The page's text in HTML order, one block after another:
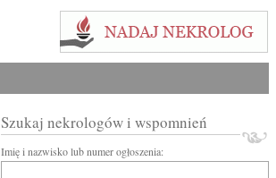
Szukaj nekrologów i wspomnień
Imię i nazwisko lub numer ogłoszenia: